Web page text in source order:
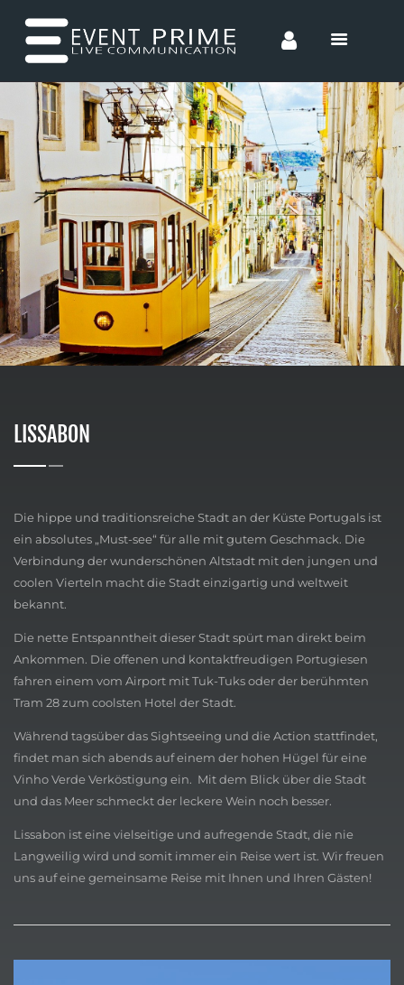
HOME
CONCEPTS
ENTERTAINMENT
INCENTIVES
TEAM
CONTACT
LISSABON
Die hippe und traditionsreiche Stadt an der Küste Portugals ist
ein absolutes „Must-see“ für alle mit gutem Geschmack. Die
Verbindung der wunderschönen Altstadt mit den jungen und
coolen Vierteln macht die Stadt einzigartig und weltweit
bekannt.
Die nette Entspanntheit dieser Stadt spürt man direkt beim
Ankommen. Die offenen und kontaktfreudigen Portugiesen
fahren einem vom Airport mit Tuk-Tuks oder der berühmten
Tram 28 zum coolsten Hotel der Stadt.
Während tagsüber das Sightseeing und die Action stattfindet,
findet man sich abends auf einem der hohen Hügel für eine
Vinho Verde Verköstigung ein. Mit dem Blick über die Stadt
und das Meer schmeckt der leckere Wein noch besser.
Lissabon ist eine vielseitige und aufregende Stadt, die nie
Langweilig wird und somit immer ein Reise wert ist. Wir freuen
uns auf eine gemeinsame Reise mit Ihnen und Ihren Gästen!